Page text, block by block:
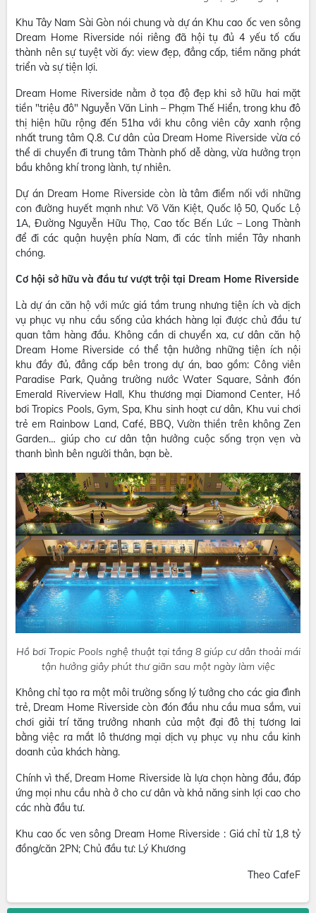
Khu Tây Nam Sài Gòn nói chung và dự án Khu cao ốc ven sông
Dream Home Riverside nói riêng đã hội tụ đủ 4 yếu tố cấu
thành nên sự tuyệt vời ấy: view đẹp, đẳng cấp, tiềm năng phát
triển và sự tiện lợi.
Dream Home Riverside nằm ở tọa độ đẹp khi sở hữu hai mặt
tiền "triệu đô" Nguyễn Văn Linh – Phạm Thế Hiển, trong khu đô
thị hiện hữu rộng đến 51ha với khu công viên cây xanh rộng
nhất trung tâm Q.8. Cư dân của Dream Home Riverside vừa có
thể di chuyển đi trung tâm Thành phố dễ dàng, vừa hưởng trọn
bầu không khí trong lành, tự nhiên.
Dự án Dream Home Riverside còn là tâm điểm nối với những
con đường huyết mạnh như: Võ Văn Kiệt, Quốc lộ 50, Quốc Lộ
1A, Đường Nguyễn Hữu Thọ, Cao tốc Bến Lức – Long Thành
để đi các quận huyện phía Nam, đi các tỉnh miền Tây nhanh
chóng.
Cơ hội sở hữu và đầu tư vượt trội tại Dream Home Riverside
Là dự án căn hộ với mức giá tầm trung nhưng tiện ích và dịch
vụ phục vụ nhu cầu sống của khách hàng lại được chủ đầu tư
quan tâm hàng đầu. Không cần di chuyển xa, cư dân căn hộ
Dream Home Riverside có thể tận hưởng những tiện ích nội
khu đầy đủ, đẳng cấp bên trong dự án, bao gồm: Công viên
Paradise Park, Quảng trường nước Water Square, Sảnh đón
Emerald Riverview Hall, Khu thương mại Diamond Center, Hồ
bơi Tropics Pools, Gym, Spa, Khu sinh hoạt cư dân, Khu vui chơi
trẻ em Rainbow Land, Café, BBQ, Vườn thiền trên không Zen
Garden… giúp cho cư dân tận hưởng cuộc sống trọn vẹn và
thanh bình bên người thân, bạn bè.
Hồ bơi Tropic Pools nghệ thuật tại tầng 8 giúp cư dân thoải mái
tận hưởng giây phút thư giãn sau một ngày làm việc
Không chỉ tạo ra một môi trường sống lý tưởng cho các gia đình
trẻ, Dream Home Riverside còn đón đầu nhu cầu mua sắm, vui
chơi giải trí tăng trưởng nhanh của một đại đô thị tương lai
bằng việc ra mắt lô thương mại dịch vụ phục vụ nhu cầu kinh
doanh của khách hàng.
Chính vì thế, Dream Home Riverside là lựa chọn hàng đầu, đáp
ứng mọi nhu cầu nhà ở cho cư dân và khả năng sinh lợi cao cho
các nhà đầu tư.
Khu cao ốc ven sông Dream Home Riverside : Giá chỉ từ 1,8 tỷ
đồng/căn 2PN; Chủ đầu tư: Lý Khương
Theo CafeF